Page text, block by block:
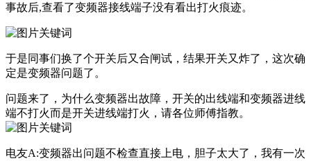
事故后,查看了变频器接线端子没有看出打火痕迹。
于是同事们换了个开关后又合闸试，结果开关又炸了，这次确
定是变频器问题了。
问题来了，为什么变频器出故障，开关的出线端和变频器进线
端不打火而是开关进线端打火，请各位师傅指教。
电友A:变频器出问题不检查直接上电，胆子太大了，我有一次